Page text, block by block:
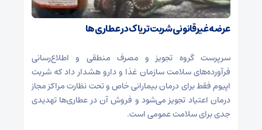
عرضه غیرقانونی شربت تریاک در عطاری‌ها
سرپرست گروه تجویز و مصرف منطقی و اطلاع‌رسانی
فرآورده‌های سلامت سازمان غذا و دارو هشدار داد که شربت
اپیوم فقط برای درمان بیمارانی خاص و تحت نظارت مراکز مجاز
درمان اعتیاد تجویز می‌شود و فروش آن در عطاری‌ها تهدیدی
جدی برای سلامت عمومی است.